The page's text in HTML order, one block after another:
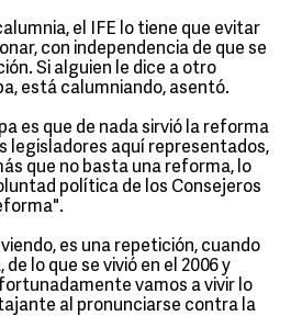
el IFE lo tiene que evitar
con independencia de que se
Si alguien le dice a otro
está calumniando, asentó.
es que de nada sirvió la reforma
legisladores aquí representados,
que no basta una reforma, lo
política de los Consejeros
es una repetición, cuando
lo que se vivió en el 2006 y
vamos a vivir lo
al pronunciarse contra la